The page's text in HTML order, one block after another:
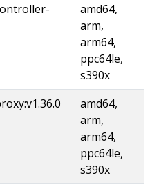
amd64,
arm,
arm64,
ppc64le,
s390x
amd64,
arm,
arm64,
ppc64le,
s390x